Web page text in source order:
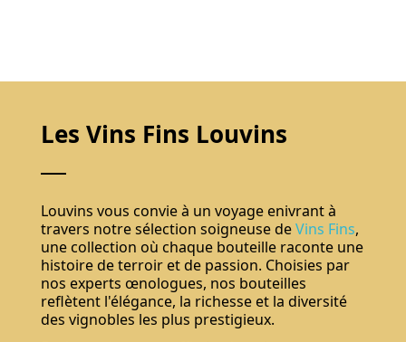
Les Vins Fins Louvins
Louvins vous convie à un voyage enivrant à
travers notre sélection soigneuse deVins Fins,
une collection où chaque bouteille raconte une
histoire de terroir et de passion. Choisies par
nos experts œnologues, nos bouteilles
reflètent l'élégance, la richesse et la diversité
des vignobles les plus prestigieux.